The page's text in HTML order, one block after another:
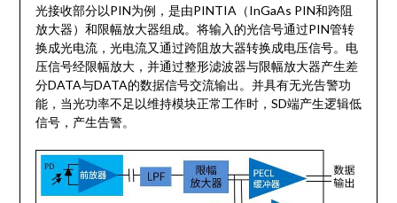
光接收部分以PIN为例，是由PINTIA（InGaAs PIN和跨阻
放大器）和限幅放大器组成。将输入的光信号通过PIN管转
换成光电流，光电流又通过跨阻放大器转换成电压信号。电
压信号经限幅放大，并通过整形滤波器与限幅放大器产生差
分DATA与DATA的数据信号交流输出。并具有无光告警功
能，当光功率不足以维持模块正常工作时，SD端产生逻辑低
信号，产生告警。